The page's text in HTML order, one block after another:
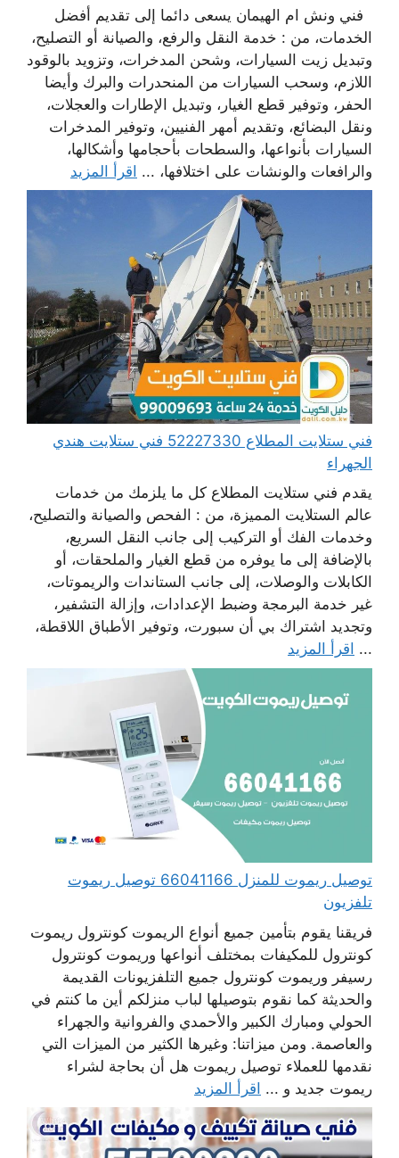
فني ونش ام الهيمان يسعى دائما إلى تقديم أفضل
الخدمات، من : خدمة النقل والرفع، والصيانة أو التصليح،
وتبديل زيت السيارات، وشحن المدخرات، وتزويد بالوقود
اللازم، وسحب السيارات من المنحدرات والبرك وأيضا
الحفر، وتوفير قطع الغيار، وتبديل الإطارات والعجلات،
ونقل البضائع، وتقديم أمهر الفنيين، وتوفير المدخرات
السيارات بأنواعها، والسطحات بأحجامها وأشكالها،
والرافعات والونشات على اختلافها، ... اقرأ المزيد
فني ستلايت المطلاع 52227330 فني ستلايت هندي
الجهراء
يقدم فني ستلايت المطلاع كل ما يلزمك من خدمات
عالم الستلايت المميزة، من : الفحص والصيانة والتصليح،
وخدمات الفك أو التركيب إلى جانب النقل السريع،
بالإضافة إلى ما يوفره من قطع الغيار والملحقات، أو
الكابلات والوصلات، إلى جانب الستاندات والريموتات،
غير خدمة البرمجة وضبط الإعدادات، وإزالة التشفير،
وتجديد اشتراك بي أن سبورت، وتوفير الأطباق اللاقطة،
... اقرأ المزيد
توصيل ريموت للمنزل 66041166 توصيل ريموت
تلفزيون
فريقنا يقوم بتأمين جميع أنواع الريموت كونترول ريموت
كونترول للمكيفات بمختلف أنواعها وريموت كونترول
رسيفر وريموت كونترول جميع التلفزيونات القديمة
والحديثة كما نقوم بتوصيلها لباب منزلكم أين ما كنتم في
الحولي ومبارك الكبير والأحمدي والفروانية والجهراء
والعاصمة. ومن ميزاتنا: وغيرها الكثير من الميزات التي
نقدمها للعملاء توصيل ريموت هل أن بحاجة لشراء
ريموت جديد و ... اقرأ المزيد